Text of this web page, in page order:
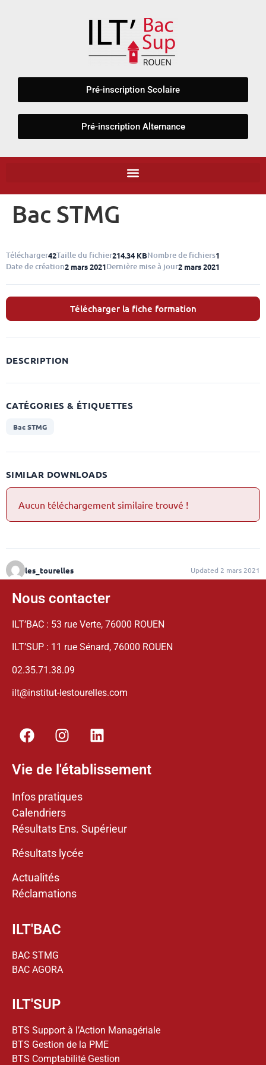
Pré-inscription Scolaire
Pré-inscription Alternance
Bac STMG
Télécharger42Taille du fichier214.34 KBNombre de fichiers1
Date de création2 mars 2021Dernière mise à jour2 mars 2021
Télécharger la fiche formation
DESCRIPTION
CATÉGORIES & ÉTIQUETTES
Bac STMG
SIMILAR DOWNLOADS
Aucun téléchargement similaire trouvé !
les_tourelles Updated 2 mars 2021
Nous contacter
ILT’BAC : 53 rue Verte, 76000 ROUEN
ILT’SUP : 11 rue Sénard, 76000 ROUEN
02.35.71.38.09
ilt@institut-lestourelles.com
Vie de l'établissement
Infos pratiques
Calendriers
Résultats Ens. Supérieur
Résultats lycée
Actualités
Réclamations
ILT'BAC
BAC STMG
BAC AGORA
ILT'SUP
BTS Support à l’Action Managériale
BTS Gestion de la PME
BTS Comptabilité Gestion